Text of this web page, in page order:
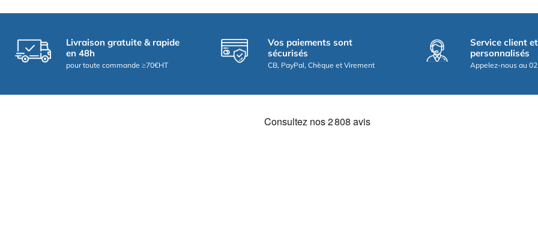
Livraison gratuite & rapide
en 48h
pour toute commande ≥70€HT
Vos paiements sont
sécurisés
CB, PayPal, Chèque et Virement
Service client
personnalisés
Appelez-nous au